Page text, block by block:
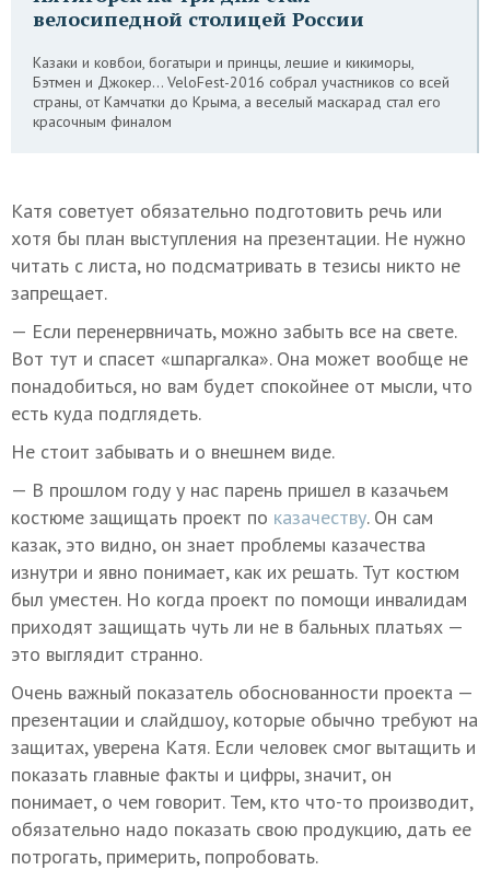
велосипедной столицей России
Казаки и ковбои, богатыри и принцы, лешие и кикиморы,
Бэтмен и Джокер… VeloFest-2016 собрал участников со всей
страны, от Камчатки до Крыма, а веселый маскарад стал его
красочным финалом
Катя советует обязательно подготовить речь или
хотя бы план выступления на презентации. Не нужно
читать с листа, но подсматривать в тезисы никто не
запрещает.
— Если перенервничать, можно забыть все на свете.
Вот тут и спасет «шпаргалка». Она может вообще не
понадобиться, но вам будет спокойнее от мысли, что
есть куда подглядеть.
Не стоит забывать и о внешнем виде.
— В прошлом году у нас парень пришел в казачьем
костюме защищать проект по казачеству. Он сам
казак, это видно, он знает проблемы казачества
изнутри и явно понимает, как их решать. Тут костюм
был уместен. Но когда проект по помощи инвалидам
приходят защищать чуть ли не в бальных платьях —
это выглядит странно.
Очень важный показатель обоснованности проекта —
презентации и слайдшоу, которые обычно требуют на
защитах, уверена Катя. Если человек смог вытащить и
показать главные факты и цифры, значит, он
понимает, о чем говорит. Тем, кто что-то производит,
обязательно надо показать свою продукцию, дать ее
потрогать, примерить, попробовать.